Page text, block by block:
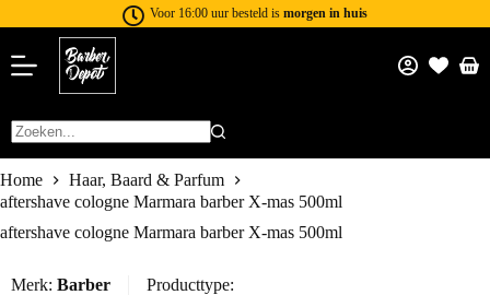
Voor 16:00 uur besteld is morgen in huis
Home
Haar, Baard & Parfum
aftershave cologne Marmara barber X-mas 500ml
aftershave cologne Marmara barber X-mas 500ml
Merk: Barber Producttype: